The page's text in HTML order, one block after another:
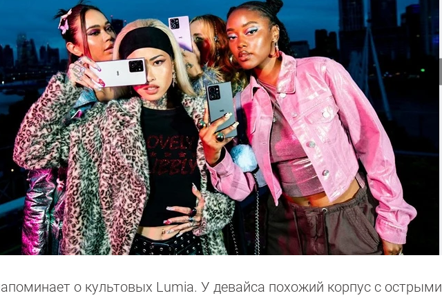
о культовых Lumia. У девайса похожий корпус с острыми